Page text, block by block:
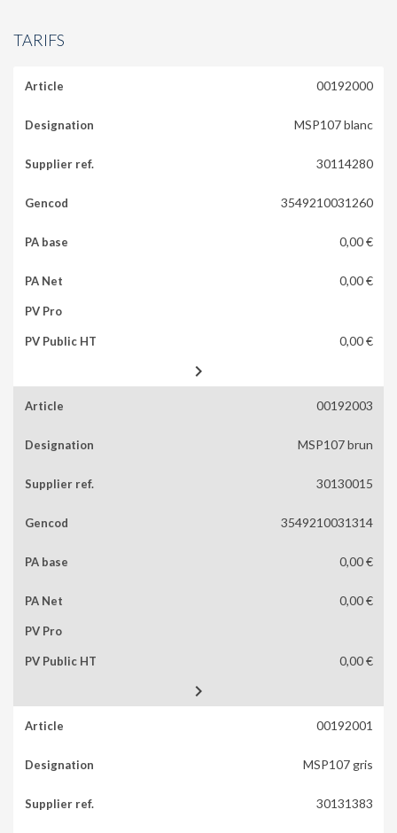
TARIFS
00192000
MSP107 blanc
30114280
3549210031260
0,00 €
0,00 €
0,00 €

00192003
MSP107 brun
30130015
3549210031314
0,00 €
0,00 €
0,00 €

00192001
MSP107 gris
30131383